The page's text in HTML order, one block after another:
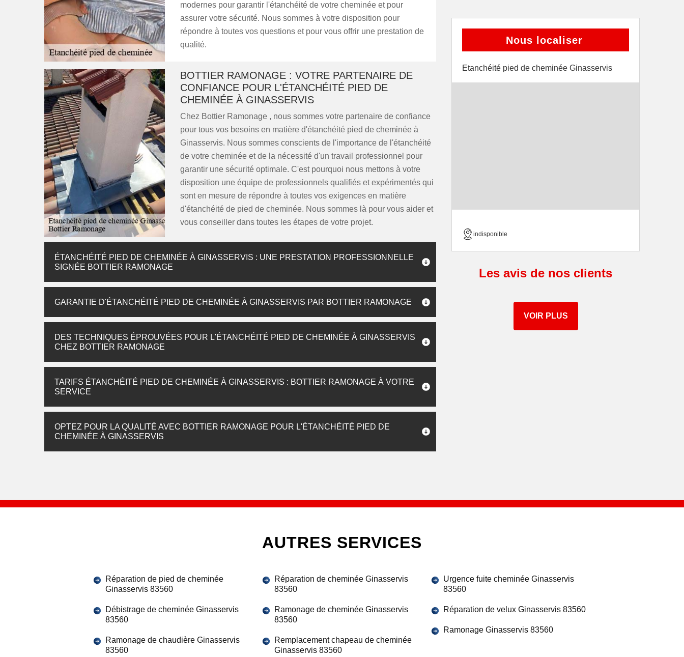
modernes pour garantir l'étanchéité de votre cheminée et pour
assurer votre sécurité. Nous sommes à votre disposition pour
répondre à toutes vos questions et pour vous offrir une prestation de
qualité.
BOTTIER RAMONAGE : VOTRE PARTENAIRE DE
CONFIANCE POUR L'ÉTANCHÉITÉ PIED DE
CHEMINÉE À GINASSERVIS
Chez Bottier Ramonage , nous sommes votre partenaire de confiance
pour tous vos besoins en matière d'étanchéité pied de cheminée à
Ginasservis. Nous sommes conscients de l'importance de l'étanchéité
de votre cheminée et de la nécessité d'un travail professionnel pour
garantir une sécurité optimale. C'est pourquoi nous mettons à votre
disposition une équipe de professionnels qualifiés et expérimentés qui
sont en mesure de répondre à toutes vos exigences en matière
d'étanchéité de pied de cheminée. Nous sommes là pour vous aider et
vous conseiller dans toutes les étapes de votre projet.
ÉTANCHÉITÉ PIED DE CHEMINÉE À GINASSERVIS : UNE PRESTATION PROFESSIONNELLE
SIGNÉE BOTTIER RAMONAGE
GARANTIE D'ÉTANCHÉITÉ PIED DE CHEMINÉE À GINASSERVIS PAR BOTTIER RAMONAGE
DES TECHNIQUES ÉPROUVÉES POUR L'ÉTANCHÉITÉ PIED DE CHEMINÉE À GINASSERVIS
CHEZ BOTTIER RAMONAGE
TARIFS ÉTANCHÉITÉ PIED DE CHEMINÉE À GINASSERVIS : BOTTIER RAMONAGE À VOTRE
SERVICE
OPTEZ POUR LA QUALITÉ AVEC BOTTIER RAMONAGE POUR L'ÉTANCHÉITÉ PIED DE
CHEMINÉE À GINASSERVIS
Nous localiser
Etanchéité pied de cheminée Ginasservis
indisponible
Les avis de nos clients
VOIR PLUS
AUTRES SERVICES
Réparation de pied de cheminée
Ginasservis 83560
Débistrage de cheminée Ginasservis
83560
Ramonage de chaudière Ginasservis
83560
Réparation de cheminée Ginasservis
83560
Ramonage de cheminée Ginasservis
83560
Remplacement chapeau de cheminée
Ginasservis 83560
Urgence fuite cheminée Ginasservis
83560
Réparation de velux Ginasservis 83560
Ramonage Ginasservis 83560